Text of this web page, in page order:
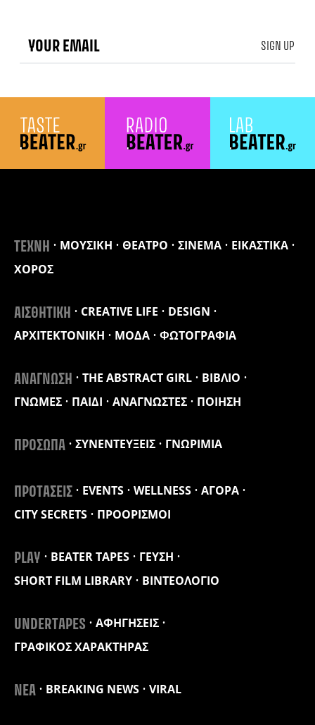
ΤΕΧΝΗ ΜΟΥΣΙΚΗ ΘΕΑΤΡΟ ΣΙΝΕΜΑ
ΕΙΚΑΣΤΙΚΑ
ΧΟΡΟΣ
ΑΙΣΘΗΤΙΚΗ CREATIVE LIFE
DESIGN
ΑΡΧΙΤΕΚΤΟΝΙΚΗ
ΜΟΔΑ ΦΩΤΟΓΡΑΦΙΑ
ΑΝΑΓΝΩΣΗ THE ABSTRACT GIRL
ΒΙΒΛΙΟ
ΓΝΩΜΕΣ
ΠΑΙΔΙ ΑΝΑΓΝΩΣΤΕΣ ΠΟΙΗΣΗ
ΠΡΟΣΩΠΑ ΣΥΝΕΝΤΕΥΞΕΙΣ ΓΝΩΡΙΜΙΑ
ΠΡΟΤΑΣΕΙΣ EVENTS WELLNESS
ΑΓΟΡΑ
CITY SECRETS
ΠΡΟΟΡΙΣΜΟΙ
PLAY BEATER TAPES
ΓΕΥΣΗ
SHORT FILM LIBRARY
ΒΙΝΤΕΟΛΟΓΙΟ
UNDERTAPES
ΑΦΗΓΗΣΕΙΣ
ΓΡΑΦΙΚΟΣ ΧΑΡΑΚΤΗΡΑΣ
ΝΕΑ BREAKING NEWS VIRAL
SIGN UP